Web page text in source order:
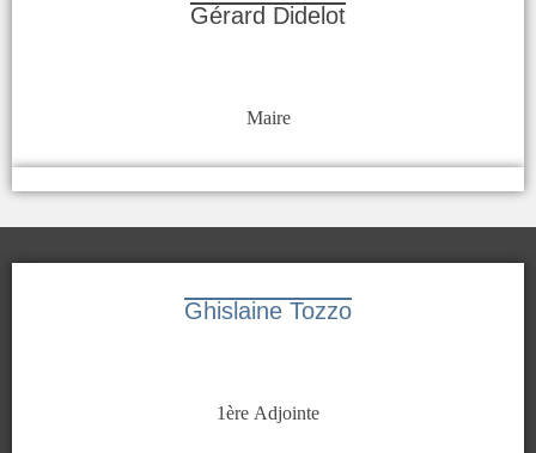
Gérard Didelot
Maire
Ghislaine Tozzo
1ère Adjointe